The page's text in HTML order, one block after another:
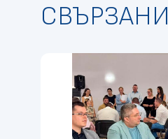
СВЪРЗАНИ